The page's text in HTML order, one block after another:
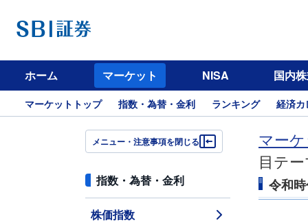
ホーム マーケット NISA 国内
マーケットトップ 指数・為替・金利 ランキング 経済
メニュー・注意事項を閉じる
指数・為替・金利
株価指数
マー
目テ
令和